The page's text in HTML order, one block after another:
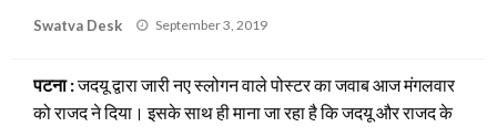
Swatva Desk
Posted
September 3, 2019
पटना :जदयू द्वारा जारी नए स्लोगन वाले पोस्टर का जवाब आज मंगलवार
को राजद ने दिया। इसके साथ ही माना जा रहा है कि जदयू और राजद के